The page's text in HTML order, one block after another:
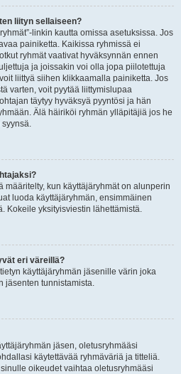
liityn sellaiseen?
linkin kautta omissa asetuksissa. Jos
painiketta. Kaikissa ryhmissä ei
ryhmät vaativat hyväksynnän ennen
ja joissakin voi olla jopa piilotettuja
liittyä siihen klikkaamalla painiketta. Jos
varten, voit pyytää liittymislupaa
täytyy hyväksyä pyyntösi ja hän
Älä häiriköi ryhmän ylläpitäjiä jos he
määritelty, kun käyttäjäryhmät on alunperin
luoda käyttäjäryhmän, ensimmäinen
Kokeile yksityisviestin lähettämistä.
eri väreillä?
käyttäjäryhmän jäsenille värin joka
jäsenten tunnistamista.
jäsen, oletusryhmääsi
käytettävää ryhmäväriä ja titteliä.
oikeudet vaihtaa oletusryhmääsi